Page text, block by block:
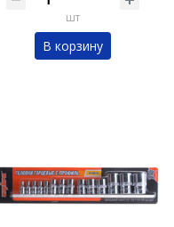
шт
В корзину